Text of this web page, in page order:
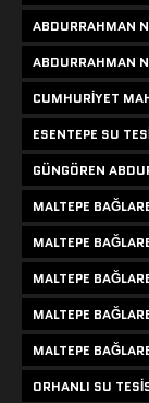
ABDURRAHMAN
ABDURRAHMAN
CUMHURIYET
ESENTEPE SU
GÜNGÖREN
MALTEPE
MALTEPE
MALTEPE
MALTEPE
MALTEPE
ORHANLI SU